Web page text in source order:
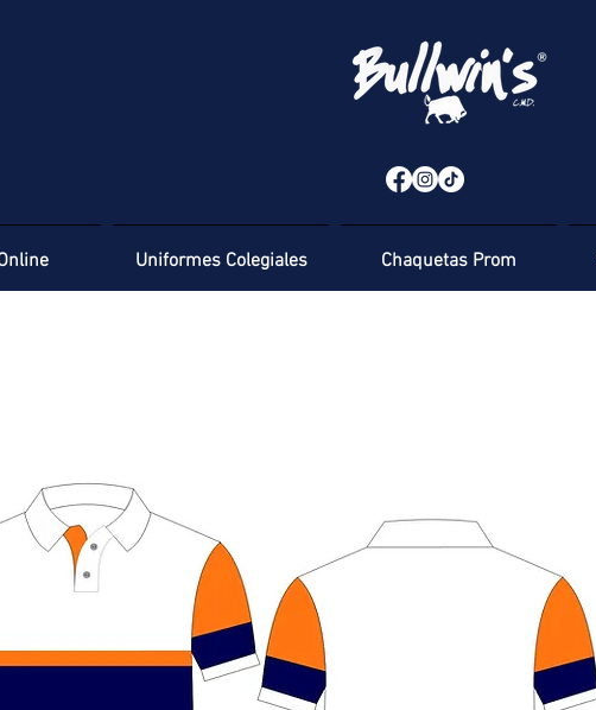
Uniformes Colegiales Chaquetas Prom